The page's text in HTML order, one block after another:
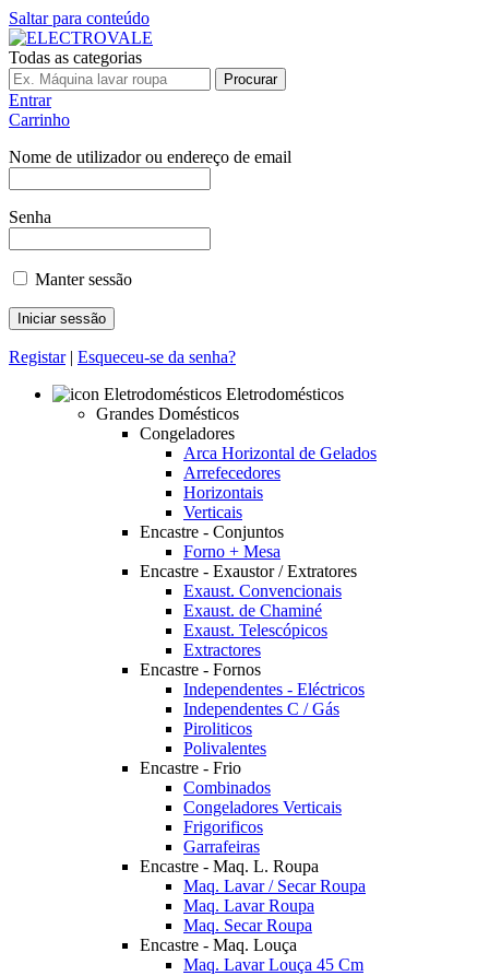
Saltar para conteúdo
Todas as categorias
Procurar
Entrar
Carrinho
Nome de utilizador ou endereço de email
Senha
Manter sessão
Registar| Esqueceu-se da senha?
Eletrodomésticos
Grandes Domésticos
Congeladores
Arca Horizontal de Gelados
Arrefecedores
Horizontais
Verticais
Encastre - Conjuntos
Forno + Mesa
Encastre - Exaustor / Extratores
Exaust. Convencionais
Exaust. de Chaminé
Exaust. Telescópicos
Extractores
Encastre - Fornos
Independentes - Eléctricos
Independentes C / Gás
Piroliticos
Polivalentes
Encastre - Frio
Combinados
Congeladores Verticais
Frigorificos
Garrafeiras
Encastre - Maq. L. Roupa
Maq. Lavar / Secar Roupa
Maq. Lavar Roupa
Maq. Secar Roupa
Encastre - Maq. Louça
Maq. Lavar Louça 45 Cm